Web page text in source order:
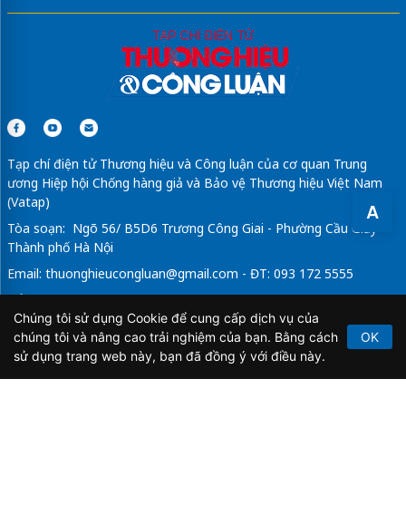
A
Tạp chí điện tử Thương hiệu và Công luận của cơ quan Trung
ương Hiệp hội Chống hàng giả và Bảo vệ Thương hiệu Việt Nam
(Vatap)
Tòa soạn: Ngõ 56/ B5D6 Trương Công Giai - Phường Cầu Giấy -
Thành phố Hà Nội
Email: thuonghieucongluan@gmail.com - ĐT: 093 172 5555
Tổng Biên Tập: Vũ Đức Thuận
Giấy phép hoạt động báo chí điện tử số 64/GP-BTTTT do Bộ
Thông tin và Truyền thông cấp ngày 21/2/2020.
Chúng tôi sử dụng Cookie để cung cấp dịch vụ của
chúng tôi và nâng cao trải nghiệm của bạn. Bằng cách
sử dụng trang web này, bạn đã đồng ý với điều này.
OK